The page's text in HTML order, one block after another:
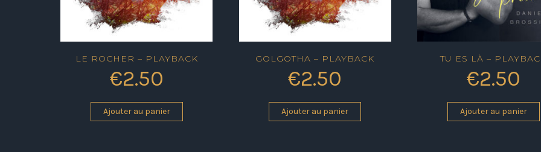
LE ROCHER – PLAYBACK
€2.50
Ajouter au panier
GOLGOTHA – PLAYBACK
€2.50
Ajouter au panier
TU ES LÀ –
€2.50
Ajouter au panier